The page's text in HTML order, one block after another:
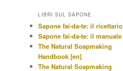
LIBRI SUL SAPONE
Sapone fai-da-te: il ricettario
Sapone fai-da-te: il manuale
The Natural Soapmaking
Handbook [en]
The Natural Soapmaking